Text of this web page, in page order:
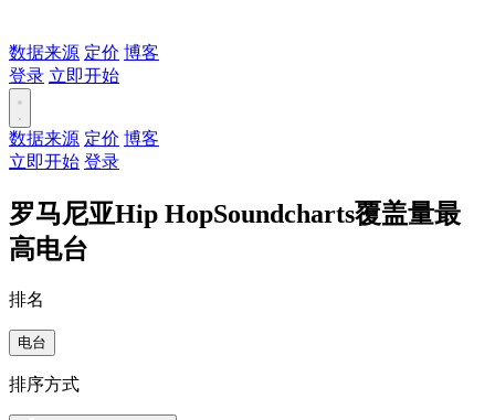
数据来源 定价 博客
登录 立即开始
数据来源 定价 博客
立即开始 登录
罗马尼亚Hip HopSoundcharts覆盖量最
高电台
排名
电台
排序方式